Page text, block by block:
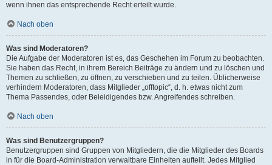
wenn ihnen das entsprechende Recht erteilt wurde.
Nach oben
Was sind Moderatoren?
Die Aufgabe der Moderatoren ist es, das Geschehen im Forum zu beobachten.
Sie haben das Recht, in ihrem Bereich Beiträge zu ändern und zu löschen und
Themen zu schließen, zu öffnen, zu verschieben und zu teilen. Üblicherweise
verhindern Moderatoren, dass Mitglieder „offtopic“, d. h. etwas nicht zum
Thema Passendes, oder Beleidigendes bzw. Angreifendes schreiben.
Nach oben
Was sind Benutzergruppen?
Benutzergruppen sind Gruppen von Mitgliedern, die die Mitglieder des Boards
in für die Board-Administration verwaltbare Einheiten aufteilt. Jedes Mitglied